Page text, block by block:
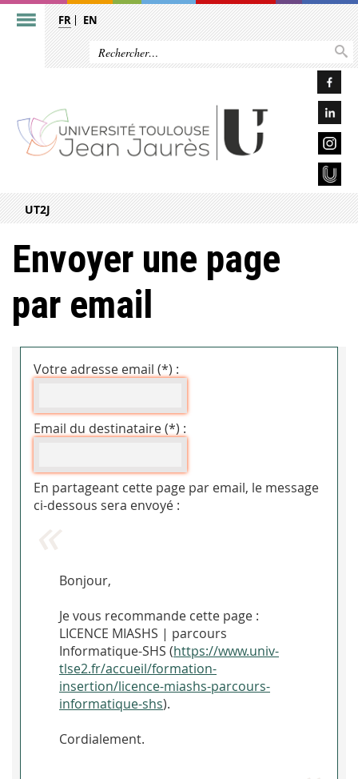
FR EN
UT2J
Envoyer une page
par email
Votre adresse email (*) :
Email du destinataire (*) :
En partageant cette page par email, le message
ci-dessous sera envoyé :
Bonjour,
Je vous recommande cette page :
LICENCE MIASHS | parcours
Informatique-SHS (https://www.univ-
tlse2.fr/accueil/formation-
insertion/licence-miashs-parcours-
informatique-shs).
Cordialement.